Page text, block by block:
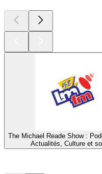
The Michael Reade Show :
Actualités, Culture et